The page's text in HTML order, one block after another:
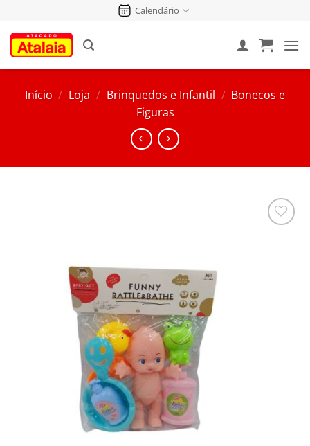
conteúdo
Calendário
Início / Loja / Brinquedos e Infantil / Bonecos e
Figuras